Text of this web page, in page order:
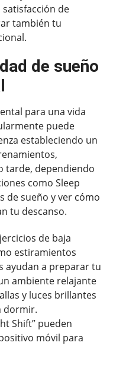
satisfacción de
también tu
de sueño
para una vida
puede
estableciendo un
tarde, dependiendo
como Sleep
de sueño y ver cómo
tu descanso.
de baja
estiramientos
ayudan a preparar tu
ambiente relajante
y luces brillantes
dormir.
Shift” pueden
móvil para